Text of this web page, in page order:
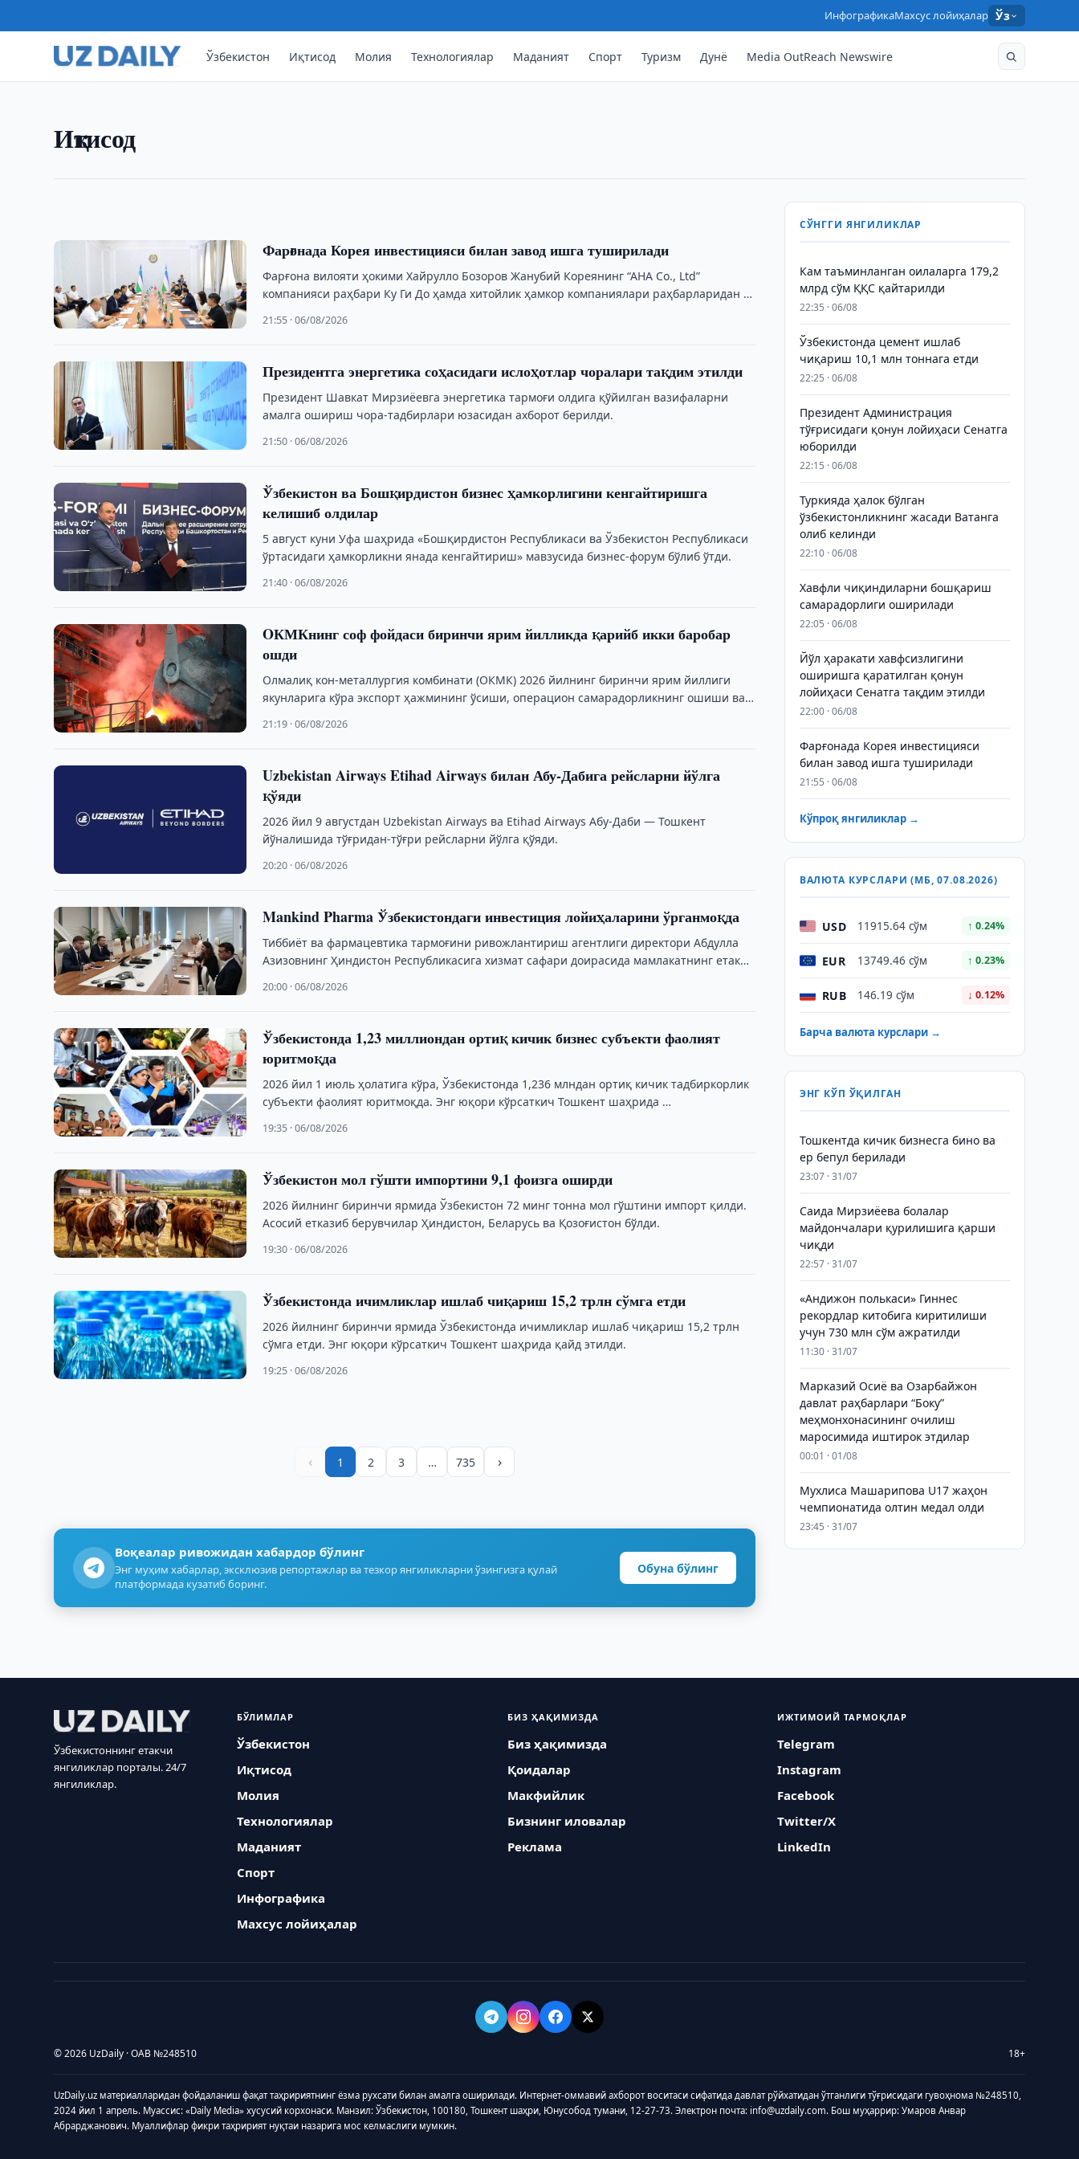
ИнфографикаМахсус лойиҳалар Ўз
Ўзбекистон Иқтисод Молия Технологиялар Маданият Спорт Туризм Дунё Media OutReach Newswire
Иқтисод
ИҚТИСОД
цемент ишлаб чиқарди. Ишлаб чиқариш ҳажми ўтган йилга нисбатан ошди.
Фарғонада Корея инвестицияси билан завод ишга туширилади
Фарғона вилояти ҳокими Хайрулло Бозоров Жанубий Кореянинг “AHA Co., Ltd”
компанияси раҳбари Ку Ги До ҳамда хитойлик ҳамкор компаниялари раҳбарларидан …
21:55 · 06/08/2026
Президентга энергетика соҳасидаги ислоҳотлар чоралари тақдим этилди
Президент Шавкат Мирзиёевга энергетика тармоғи олдига қўйилган вазифаларни
амалга ошириш чора-тадбирлари юзасидан ахборот берилди.
21:50 · 06/08/2026
Ўзбекистон ва Бошқирдистон бизнес ҳамкорлигини кенгайтиришга
келишиб олдилар
5 август куни Уфа шаҳрида «Бошқирдистон Республикаси ва Ўзбекистон Республикаси
ўртасидаги ҳамкорликни янада кенгайтириш» мавзусида бизнес-форум бўлиб ўтди.
21:40 · 06/08/2026
OКМКнинг соф фойдаси биринчи ярим йилликда қарийб икки баробар
ошди
Олмалиқ кон-металлургия комбинати (OКМК) 2026 йилнинг биринчи ярим йиллиги
якунларига кўра экспорт ҳажмининг ўсиши, операцион самарадорликнинг ошиши ва
21:19 · 06/08/2026
Uzbekistan Airways Etihad Airways билан Абу-Дабига рейсларни йўлга
қўяди
2026 йил 9 августдан Uzbekistan Airways ва Etihad Airways Абу-Даби — Тошкент
йўналишида тўғридан-тўғри рейсларни йўлга қўяди.
20:20 · 06/08/2026
Mankind Pharma Ўзбекистондаги инвестиция лойиҳаларини ўрганмоқда
Тиббиёт ва фармацевтика тармоғини ривожлантириш агентлиги директори Абдулла
Азизовнинг Ҳиндистон Республикасига хизмат сафари доирасида мамлакатнинг етакчи
20:00 · 06/08/2026
Ўзбекистонда 1,23 миллиондан ортиқ кичик бизнес субъекти фаолият
юритмоқда
2026 йил 1 июль ҳолатига кўра, Ўзбекистонда 1,236 млндан ортиқ кичик тадбиркорлик
субъекти фаолият юритмоқда. Энг юқори кўрсаткич Тошкент шаҳрида …
19:35 · 06/08/2026
Ўзбекистон мол гўшти импортини 9,1 фоизга оширди
2026 йилнинг биринчи ярмида Ўзбекистон 72 минг тонна мол гўштини импорт қилди.
Асосий етказиб берувчилар Ҳиндистон, Беларусь ва Қозоғистон бўлди.
19:30 · 06/08/2026
Ўзбекистонда ичимликлар ишлаб чиқариш 15,2 трлн сўмга етди
2026 йилнинг биринчи ярмида Ўзбекистонда ичимликлар ишлаб чиқариш 15,2 трлн
сўмга етди. Энг юқори кўрсаткич Тошкент шаҳрида қайд этилди.
19:25 · 06/08/2026
‹ 1 2 3 … 735 ›
Воқеалар ривожидан хабардор бўлинг
Энг муҳим хабарлар, эксклюзив репортажлар ва тезкор янгиликларни ўзингизга қулай
платформада кузатиб боринг.
Обуна бўлинг
СЎНГГИ ЯНГИЛИКЛАР
Кам таъминланган оилаларга 179,2
млрд сўм ҚҚС қайтарилди
22:35 · 06/08
Ўзбекистонда цемент ишлаб
чиқариш 10,1 млн тоннага етди
22:25 · 06/08
Президент Администрация
тўғрисидаги қонун лойиҳаси Сенатга
юборилди
22:15 · 06/08
Туркияда ҳалок бўлган
ўзбекистонликнинг жасади Ватанга
олиб келинди
22:10 · 06/08
Хавфли чиқиндиларни бошқариш
самарадорлиги оширилади
22:05 · 06/08
Йўл ҳаракати хавфсизлигини
оширишга қаратилган қонун
лойиҳаси Сенатга тақдим этилди
22:00 · 06/08
Фарғонада Корея инвестицияси
билан завод ишга туширилади
21:55 · 06/08
Кўпроқ янгиликлар →
ВАЛЮТА КУРСЛАРИ (МБ, 07.08.2026)
USD 11915.64 сўм ↑ 0.24%
EUR 13749.46 сўм ↑ 0.23%
RUB 146.19 сўм ↓ 0.12%
Барча валюта курслари →
ЭНГ КЎП ЎҚИЛГАН
Тошкентда кичик бизнесга бино ва
ер бепул берилади
23:07 · 31/07
Саида Мирзиёева болалар
майдончалари қурилишига қарши
чиқди
22:57 · 31/07
«Андижон полькаси» Гиннес
рекордлар китобига киритилиши
учун 730 млн сўм ажратилди
11:30 · 31/07
Марказий Осиё ва Озарбайжон
давлат раҳбарлари “Боку”
меҳмонхонасининг очилиш
маросимида иштирок этдилар
00:01 · 01/08
Мухлиса Машарипова U17 жаҳон
чемпионатида олтин медал олди
23:45 · 31/07
Ўзбекистоннинг етакчи
янгиликлар порталы. 24/7
янгиликлар.
БЎЛИМЛАР
Ўзбекистон
Иқтисод
Молия
Технологиялар
Маданият
Спорт
Инфографика
Махсус лойиҳалар
БИЗ ҲАҚИМИЗДА
Биз ҳақимизда
Қоидалар
Макфийлик
Бизнинг иловалар
Реклама
ИЖТИМОИЙ ТАРМОҚЛАР
Telegram
Instagram
Facebook
Twitter/X
LinkedIn
© 2026 UzDaily · ОАВ №248510 18+
UzDaily.uz материалларидан фойдаланиш фақат таҳририятнинг ёзма рухсати билан амалга оширилади. Интернет-оммавий ахборот воситаси сифатида давлат рўйхатидан ўтганлиги тўғрисидаги гувоҳнома №248510,
2024 йил 1 апрель. Муассис: «Daily Media» хусусий корхонаси. Манзил: Ўзбекистон, 100180, Тошкент шаҳри, Юнусобод тумани, 12-27-73. Электрон почта: info@uzdaily.com. Бош муҳаррир: Умаров Анвар
Абрарджанович. Муаллифлар фикри таҳририят нуқтаи назарига мос келмаслиги мумкин.